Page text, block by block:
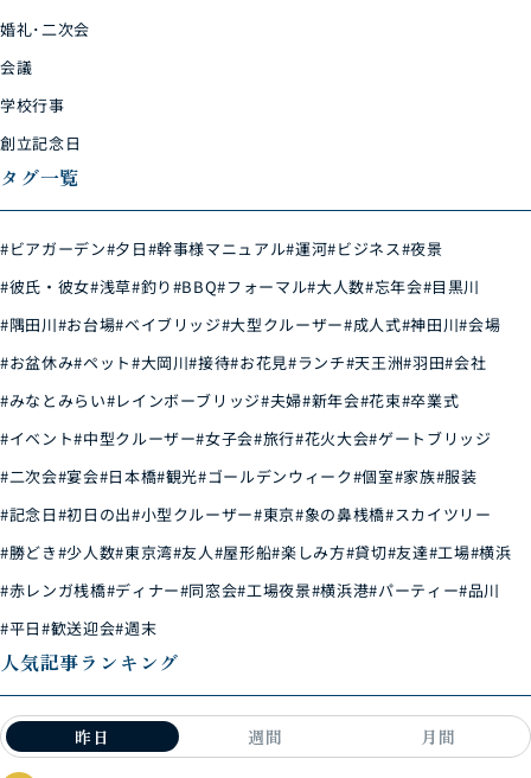
婚礼･二次会
会議
学校行事
創立記念日
タグ一覧
#ビアガーデン#夕日#幹事様マニュアル#運河#ビジネス#夜景
#彼氏・彼女#浅草#釣り#BBQ#フォーマル#大人数#忘年会#目黒川
#隅田川#お台場#ベイブリッジ#大型クルーザー#成人式#神田川#会場
#お盆休み#ペット#大岡川#接待#お花見#ランチ#天王洲#羽田#会社
#みなとみらい#レインボーブリッジ#夫婦#新年会#花束#卒業式
#イベント#中型クルーザー#女子会#旅行#花火大会#ゲートブリッジ
#二次会#宴会#日本橋#観光#ゴールデンウィーク#個室#家族#服装
#記念日#初日の出#小型クルーザー#東京#象の鼻桟橋#スカイツリー
#勝どき#少人数#東京湾#友人#屋形船#楽しみ方#貸切#友達#工場#横浜
#赤レンガ桟橋#ディナー#同窓会#工場夜景#横浜港#パーティー#品川
#平日#歓送迎会#週末
人気記事ランキング
昨日 週間 月間